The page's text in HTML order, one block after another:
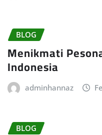
BLOG
Menikmati
Indonesia
adminhannaz
BLOG